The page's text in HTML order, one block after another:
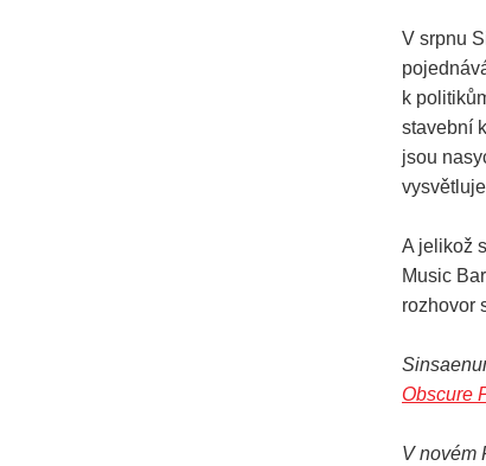
V srpnu
k
stavební
jsou
A jelikož
Music
rozhovor
Obscure
V novém